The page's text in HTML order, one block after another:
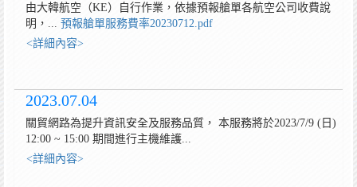
由大韓航空（KE）自行作業，依據預報艙單各航空公司收費說
明，... 預報艙單服務費率20230712.pdf
<詳細內容>
2023.07.04
關貿網路為提升資訊安全及服務品質， 本服務將於2023/7/9 (日)
12:00 ~ 15:00 期間進行主機維護...
<詳細內容>